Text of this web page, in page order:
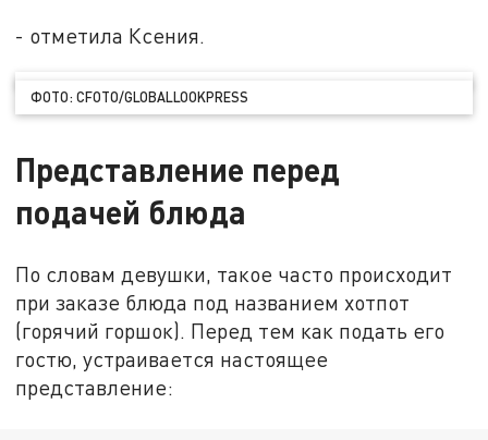
- отметила Ксения.
ФОТО: CFOTO/GLOBALLOOKPRESS
Представление перед
подачей блюда
По словам девушки, такое часто происходит
при заказе блюда под названием хотпот
(горячий горшок). Перед тем как подать его
гостю, устраивается настоящее
представление: